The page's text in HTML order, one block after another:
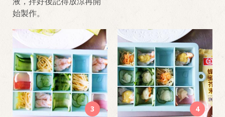
始製作。
3 4